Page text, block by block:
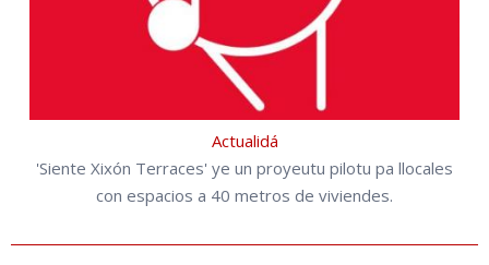
Actualidá
'Siente Xixón Terraces' ye un proyeutu pilotu pa llocales
con espacios a 40 metros de viviendes.